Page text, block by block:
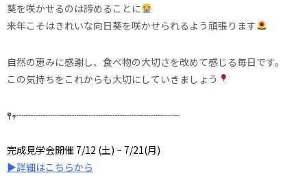
葵を咲かせるのは諦めることに
来年こそはきれいな向日葵を咲かせられるよう頑張ります
自然の恵みに感謝し、食べ物の大切さを改めて感じる毎日です。
この気持ちをこれからも大切にしていきましょう
𖤣𖥧┈┈┈┈┈┈┈┈┈┈┈┈┈┈┈┈┈
完成見学会開催 7/12 (土) ~ 7/21(月)
▶詳細はこちらから